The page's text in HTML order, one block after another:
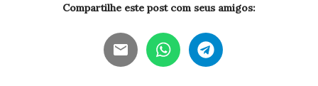
Compartilhe este post com seus amigos: